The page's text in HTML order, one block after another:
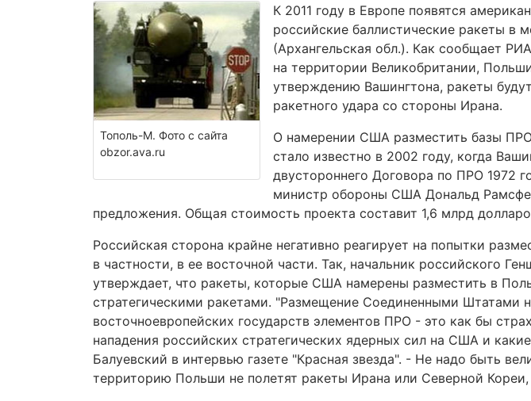
Тополь-М. Фото с сайта
obzor.ava.ru
К 2011 году в Европе появятся
российские баллистические ракеты в
(Архангельская обл.). Как сообщает
на территории Великобритании,
утверждению Вашингтона, ракеты
ракетного удара со стороны Ирана.
О намерении США разместить базы
стало известно в 2002 году, когда
двустороннего Договора по ПРО 1972
министр обороны США Дональд
предложения. Общая стоимость проекта составит 1,6 млрд
Российская сторона крайне негативно реагирует на попытки
в частности, в ее восточной части. Так, начальник российского
утверждает, что ракеты, которые США намерены разместить в
стратегическими ракетами. "Размещение Соединенными Штатами
восточноевропейских государств элементов ПРО - это как бы
нападения российских стратегических ядерных сил на США и
Балуевский в интервью газете "Красная звезда". - Не надо быть
территорию Польши не полетят ракеты Ирана или Северной